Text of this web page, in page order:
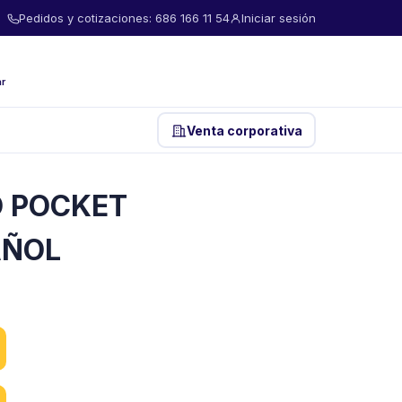
Pedidos y cotizaciones: 686 166 11 54 Iniciar sesión
Venta corporativa
POCKET